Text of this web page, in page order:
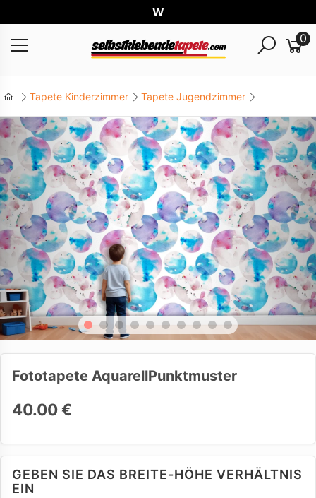
Welt
0
Tapete Kinderzimmer Tapete Jugendzimmer
Fototapete AquarellPunktmuster
40.00 €
GEBEN SIE DAS BREITE-HÖHE VERHÄLTNIS
EIN